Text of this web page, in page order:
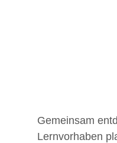
Gemeinsam
Lernvorhaben